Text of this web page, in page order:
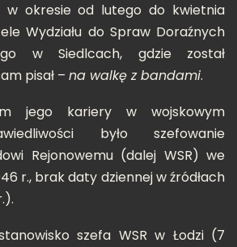
w okresie od lutego do kwietnia
Wydziału do Spraw Doraźnych
w Siedlcach, gdzie został
pisał – na walkę z bandami.
jego kariery w wojskowym
było szefowanie
Rejonowemu (dalej WSR) we
r., brak daty dziennej w źródłach
szefa WSR w Łodzi (7